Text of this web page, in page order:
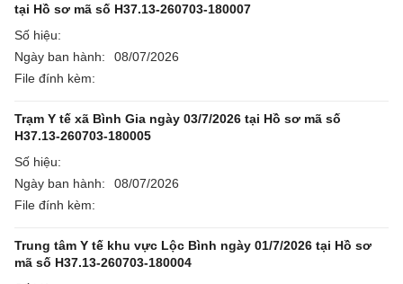
tại Hồ sơ mã số H37.13-260703-180007
Số hiệu:
Ngày ban hành:
08/07/2026
File đính kèm:
Trạm Y tế xã Bình Gia ngày 03/7/2026 tại Hồ sơ mã số
H37.13-260703-180005
Số hiệu:
Ngày ban hành:
08/07/2026
File đính kèm:
Trung tâm Y tế khu vực Lộc Bình ngày 01/7/2026 tại Hồ sơ
mã số H37.13-260703-180004